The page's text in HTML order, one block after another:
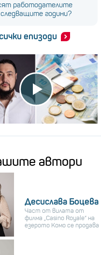
работодателите
следващите години?
епизоди
автори
Десислава Боцева
Част от вилата от
филма „Casino Royale“ на
езерото Комо се продава